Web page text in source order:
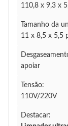
110,8 x 9,3 x
Tamanho da
11 x 8,5 x 5,5
apoiar
Tensão:
110V/220V
Destacar: